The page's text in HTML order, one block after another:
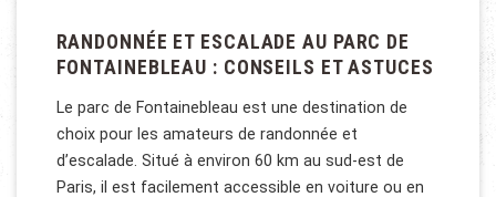
RANDONNÉE ET ESCALADE AU PARC DE
FONTAINEBLEAU : CONSEILS ET ASTUCES
Le parc de Fontainebleau est une destination de
choix pour les amateurs de randonnée et
d’escalade. Situé à environ 60 km au sud-est de
Paris, il est facilement accessible en voiture ou en